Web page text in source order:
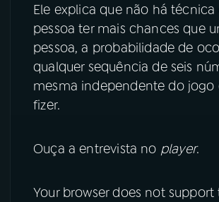
YouTube Facebook
Instagram X
TikTok
Ele explica que não há técnica
pessoa ter mais chances que
pessoa, a probabilidade de
qualquer sequência de seis
mesma independente do jogo
fizer.
Ouça a entrevista no player.
Your browser does not